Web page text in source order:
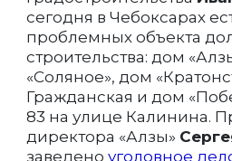
сегодня в Чебоксарах
проблемных объекта
строительства: дом
«Соляное», дом
Гражданская и дом
83 на улице Калинина.
директора «Алзы»
заведено уголовное